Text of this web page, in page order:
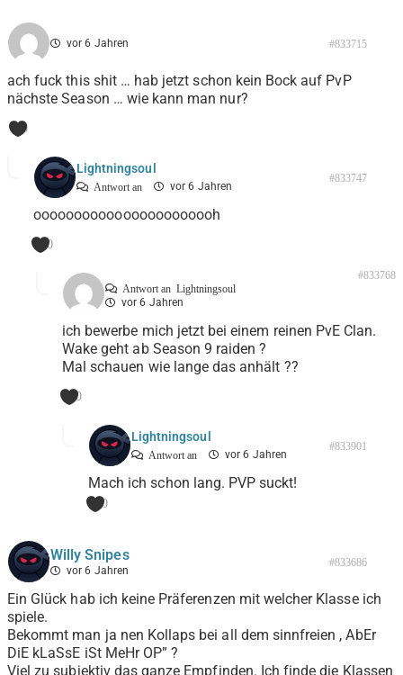
vor 6 Jahren #833715
ach fuck this shit … hab jetzt schon kein Bock auf PvP
nächste Season … wie kann man nur?
0
Lightningsoul
Antwort an vor 6 Jahren
#833747
ooooooooooooooooooooooh
0
Antwort an Lightningsoul
vor 6 Jahren
#833768
ich bewerbe mich jetzt bei einem reinen PvE Clan.
Wake geht ab Season 9 raiden ?
Mal schauen wie lange das anhält ??
0
Lightningsoul
Antwort an vor 6 Jahren
#833901
Mach ich schon lang. PVP suckt!
0
Willy Snipes
vor 6 Jahren
#833686
Ein Glück hab ich keine Präferenzen mit welcher Klasse ich
spiele.
Bekommt man ja nen Kollaps bei all dem sinnfreien , AbEr
DiE kLaSsE iSt MeHr OP” ?
Viel zu subjektiv das ganze Empfinden. Ich finde die Klassen